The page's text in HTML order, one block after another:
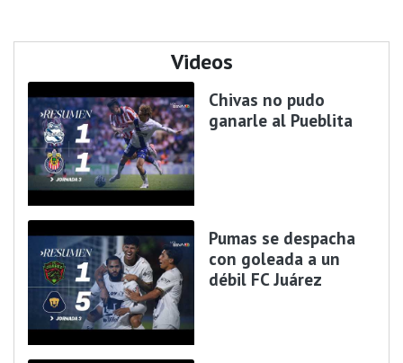
Videos
Chivas no pudo
ganarle al Pueblita
Pumas se despacha
con goleada a un
débil FC Juárez